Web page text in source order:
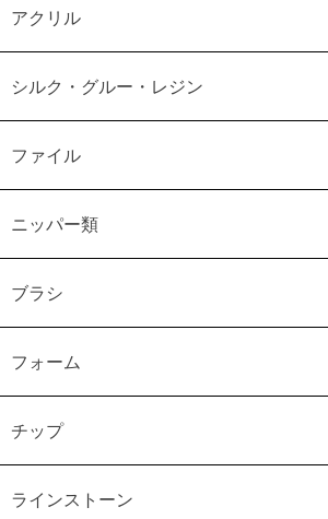
アクリル
シルク・グルー・レジン
ファイル
ニッパー類
ブラシ
フォーム
チップ
ラインストーン